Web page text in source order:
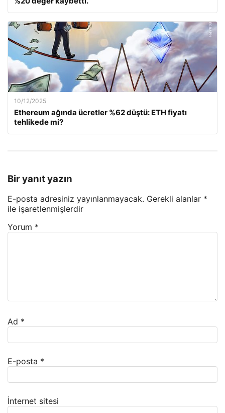
10/12/2025
Ethereum ağında ücretler %62 düştü: ETH fiyatı
tehlikede mi?
Bir yanıt yazın
E-posta adresiniz yayınlanmayacak. Gerekli alanlar *
ile işaretlenmişlerdir
Yorum *
Ad *
E-posta *
İnternet sitesi